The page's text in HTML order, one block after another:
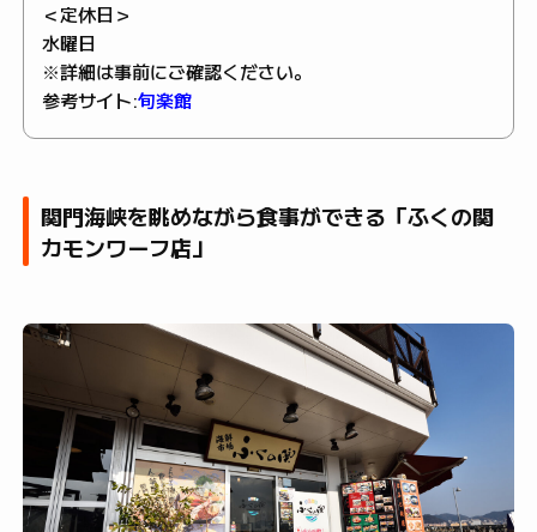
＜定休日＞
水曜日
※詳細は事前にご確認ください。
参考サイト:旬楽館
関門海峡を眺めながら食事ができる「ふくの関
カモンワーフ店」